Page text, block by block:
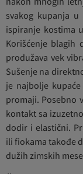
svakog kupanja
ispiranje kostima
Korišćenje blagih
produžava vek
Sušenje na
je najbolje
promaji. Posebno
kontakt sa
dodir i elastični.
ili fiokama takođe
dužih zimskih